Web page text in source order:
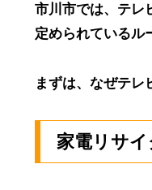
市川市では、テレ
定められているル
まずは、なぜテレ
家電リサ